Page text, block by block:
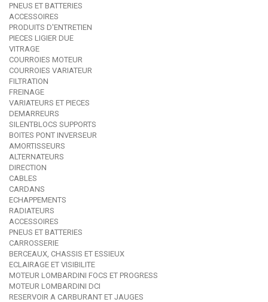
PNEUS ET BATTERIES
ACCESSOIRES
PRODUITS D'ENTRETIEN
PIECES LIGIER DUE
VITRAGE
COURROIES MOTEUR
COURROIES VARIATEUR
FILTRATION
FREINAGE
VARIATEURS ET PIECES
DEMARREURS
SILENTBLOCS SUPPORTS
BOITES PONT INVERSEUR
AMORTISSEURS
ALTERNATEURS
DIRECTION
CABLES
CARDANS
ECHAPPEMENTS
RADIATEURS
ACCESSOIRES
PNEUS ET BATTERIES
CARROSSERIE
BERCEAUX, CHASSIS ET ESSIEUX
ECLAIRAGE ET VISIBILITE
MOTEUR LOMBARDINI FOCS ET PROGRESS
MOTEUR LOMBARDINI DCI
RESERVOIR A CARBURANT ET JAUGES